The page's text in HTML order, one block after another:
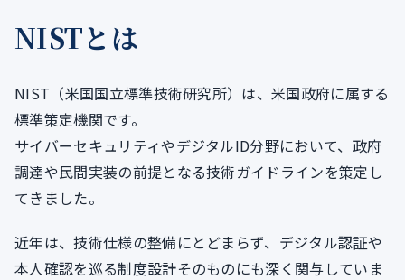
NISTとは
NIST（米国国立標準技術研究所）は、米国政府に属する
標準策定機関です。
サイバーセキュリティやデジタルID分野において、政府
調達や民間実装の前提となる技術ガイドラインを策定し
てきました。
近年は、技術仕様の整備にとどまらず、デジタル認証や
本人確認を巡る制度設計そのものにも深く関与していま